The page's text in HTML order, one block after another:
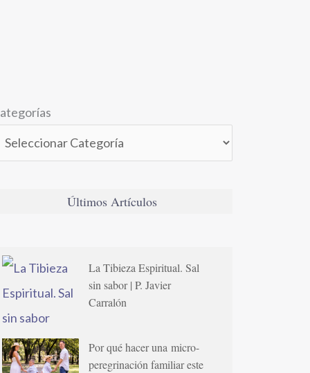
Últimos Artículos
La Tibieza Espiritual. Sal
sin sabor | P. Javier
Carralón
Por qué hacer una micro-
peregrinación familiar este